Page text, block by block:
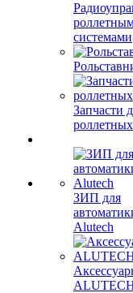
системами
Запчасти
ЗИП для
Alutech